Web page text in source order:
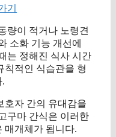
기
량이 적거나 노령견
소화 기능 개선에
는 정해진 식사 시간
칙적인 식습관을 형
.
호자 간의 유대감을
구마 간식은 이러한
매개체가 됩니다.